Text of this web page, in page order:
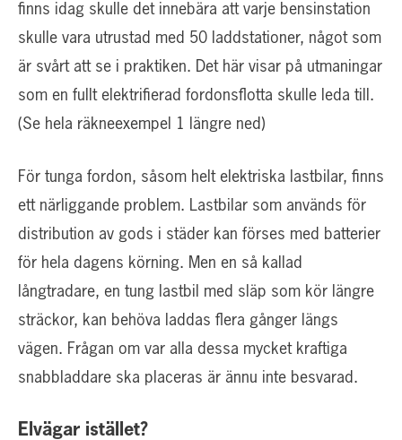
finns idag skulle det innebära att varje bensinstation
skulle vara utrustad med 50 laddstationer, något som
är svårt att se i praktiken. Det här visar på utmaningar
som en fullt elektrifierad fordonsflotta skulle leda till.
(Se hela räkneexempel 1 längre ned)
För tunga fordon, såsom helt elektriska lastbilar, finns
ett närliggande problem. Lastbilar som används för
distribution av gods i städer kan förses med batterier
för hela dagens körning. Men en så kallad
långtradare, en tung lastbil med släp som kör längre
sträckor, kan behöva laddas flera gånger längs
vägen. Frågan om var alla dessa mycket kraftiga
snabbladdare ska placeras är ännu inte besvarad.
Elvägar istället?